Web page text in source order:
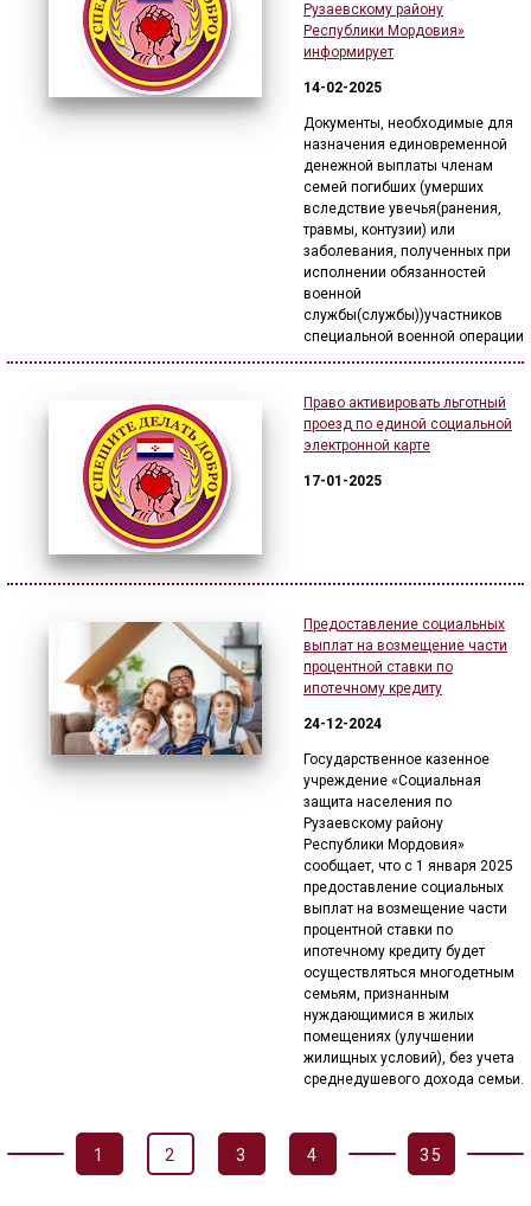
Рузаевскому району
Республики Мордовия»
информирует
14-02-2025
Документы, необходимые для
назначения единовременной
денежной выплаты членам
семей погибших (умерших
вследствие увечья(ранения,
травмы, контузии) или
заболевания, полученных при
исполнении обязанностей
военной
службы(службы))участников
специальной военной операции
Право активировать льготный
проезд по единой социальной
электронной карте
17-01-2025
Предоставление социальных
выплат на возмещение части
процентной ставки по
ипотечному кредиту
24-12-2024
Государственное казенное
учреждение «Социальная
защита населения по
Рузаевскому району
Республики Мордовия»
сообщает, что с 1 января 2025
предоставление социальных
выплат на возмещение части
процентной ставки по
ипотечному кредиту будет
осуществляться многодетным
семьям, признанным
нуждающимися в жилых
помещениях (улучшении
жилищных условий), без учета
среднедушевого дохода семьи.
1 2 3 4 35